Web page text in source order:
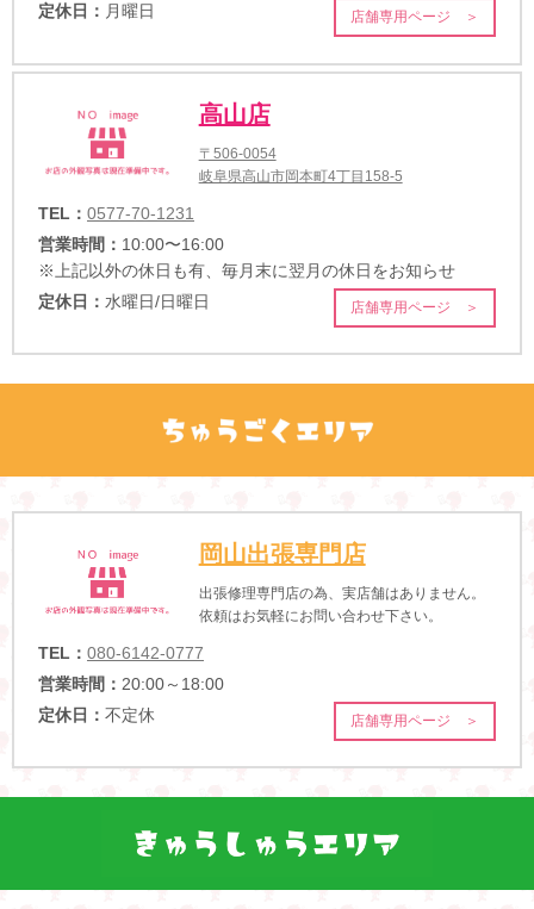
定休日： 月曜日 店舗専用ページ ＞
高山店
〒506-0054
岐阜県高山市岡本町4丁目158-5
TEL： 0577-70-1231
営業時間： 10:00〜16:00
※上記以外の休日も有、毎月末に翌月の休日をお知らせ
定休日： 水曜日/日曜日 店舗専用ページ ＞
岡山出張専門店
出張修理専門店の為、実店舗はありません。
依頼はお気軽にお問い合わせ下さい。
TEL： 080-6142-0777
営業時間： 20:00～18:00
定休日： 不定休 店舗専用ページ ＞